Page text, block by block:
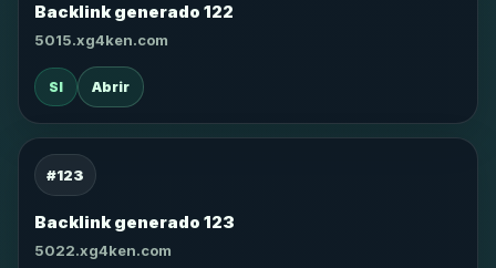
Backlink generado 122
5015.xg4ken.com
SI Abrir
#123
Backlink generado 123
5022.xg4ken.com